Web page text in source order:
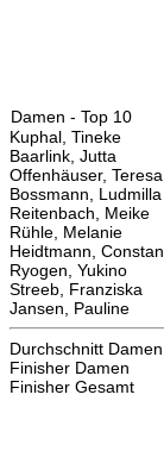
Damen - Top 10
Kuphal, Tineke
Baarlink, Jutta
Offenhäuser, Teresa
Bossmann, Ludmilla
Reitenbach, Meike
Rühle, Melanie
Heidtmann,
Ryogen, Yukino
Streeb, Franziska
Jansen, Pauline
Durchschnitt Damen
Finisher Damen
Finisher Gesamt